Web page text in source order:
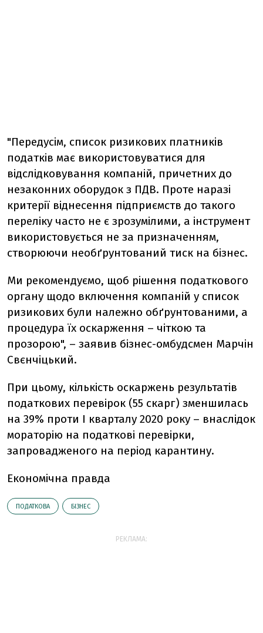
"Передусім, список ризикових платників
податків має використовуватися для
відслідковування компаній, причетних до
незаконних оборудок з ПДВ. Проте наразі
критерії віднесення підприємств до такого
переліку часто не є зрозумілими, а інструмент
використовується не за призначенням,
створюючи необґрунтований тиск на бізнес.
Ми рекомендуємо, щоб рішення податкового
органу щодо включення компаній у список
ризикових були належно обґрунтованими, а
процедура їх оскарження – чіткою та
прозорою", – заявив бізнес-омбудсмен Марчін
Свєнчіцький.
При цьому, кількість оскаржень результатів
податкових перевірок (55 скарг) зменшилась
на 39% проти I кварталу 2020 року – внаслідок
мораторію на податкові перевірки,
запровадженого на період карантину.
Економічна правда
ПОДАТКОВА БІЗНЕС
РЕКЛАМА: